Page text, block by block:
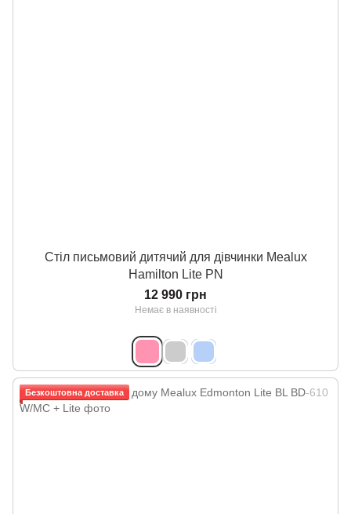
Стіл письмовий дитячий для дівчинки Mealux
Hamilton Lite PN
12 990 грн
Немає в наявності
Безкоштовна доставка